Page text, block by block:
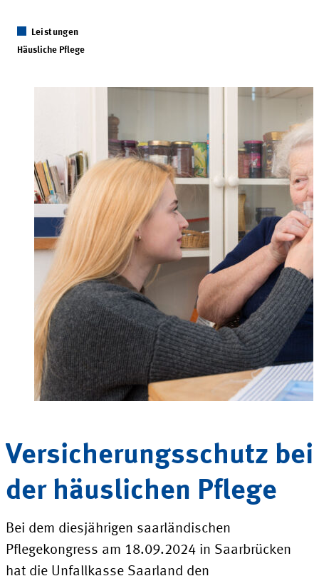
Leistungen
Häusliche Pflege
Versicherungsschutz bei
der häuslichen Pflege
Bei dem diesjährigen saarländischen
Pflegekongress am 18.09.2024 in Saarbrücken
hat die Unfallkasse Saarland den